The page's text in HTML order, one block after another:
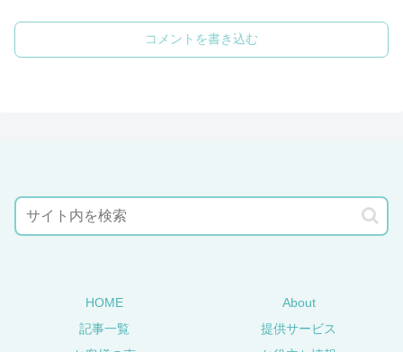
コメントを書き込む
HOME
About
記事一覧
提供サービス